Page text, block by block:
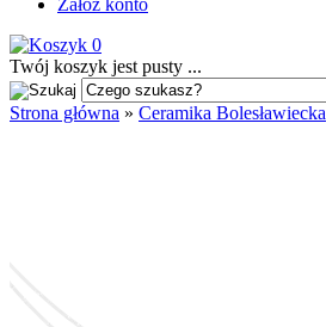
Załóż konto
0
Twój koszyk jest pusty ...
Strona główna » Ceramika Bolesławiecka